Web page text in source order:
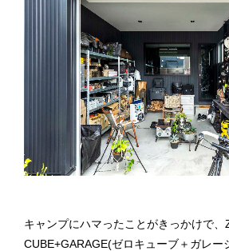
キャンプにハマったことがきっかけで、
CUBE+GARAGE(ゼロキューブ＋ガレー